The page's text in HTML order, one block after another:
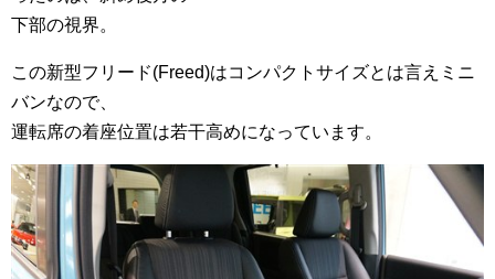
下部の視界。
この新型フリード(Freed)はコンパクトサイズとは言えミニ
バンなので、
運転席の着座位置は若干高めになっています。